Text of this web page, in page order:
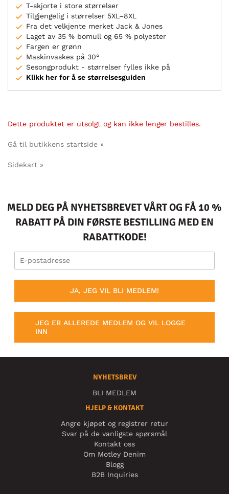
T-skjorte i store størrelser
Tilgjengelig i størrelser 5XL–8XL
Fra det velkjente merket Jack & Jones
Laget av 35 % bomull og 65 % polyester
Fargen er grønn
Maskinvaskes på 30°
Sesongprodukt - størrelser fylles ikke på
Klikk her for å se størrelsesguiden
Dette produktet er utsolgt og kan ikke lenger bestilles.
Gå til butikkens startside »
Sidekart »
MELD DEG PÅ NYHETSBREVET VÅRT OG FÅ 10 %
RABATT PÅ DIN FØRSTE BESTILLING MED EN
RABATTKODE!
JA, JEG VIL BLI MEDLEM!
JEG ER ALLEREDE MEDLEM OG VIL LOGGE
INN
NYHETSBREV
BLI MEDLEM
HJELP & KONTAKT
Angre kjøpet og registrer retur
Svar på de vanligste spørsmål
Kontakt oss
Om Motley Denim
Blogg
B2B Inquiries